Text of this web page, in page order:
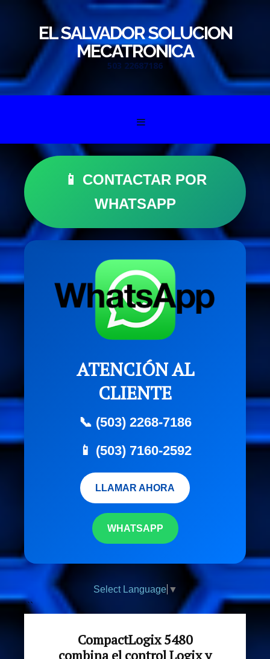
EL SALVADOR SOLUCION
MECATRONICA
503 22687186
Skip to content
📱 CONTACTAR POR
WHATSAPP
ATENCIÓN AL
CLIENTE
📞 (503) 2268-7186
📱 (503) 7160-2592
LLAMAR AHORA
WHATSAPP
Select Language ▼
```
CompactLogix 5480
combina el control Logix y